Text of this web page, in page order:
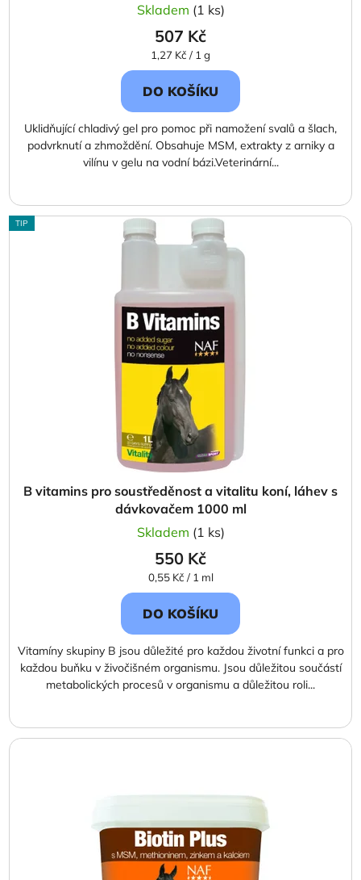
Skladem (1 ks)
507 Kč
Měrná
cena:
1,27 Kč / 1 g
DO KOŠÍKU
Uklidňující chladivý gel pro pomoc při namožení svalů a šlach,
podvrknutí a zhmoždění. Obsahuje MSM, extrakty z arniky a
vilínu v gelu na vodní bázi.Veterinární...
TIP
B vitamins pro soustředěnost a vitalitu koní, láhev s
dávkovačem 1000 ml
Skladem (1 ks)
550 Kč
Měrná
cena:
0,55 Kč / 1 ml
DO KOŠÍKU
Vitamíny skupiny B jsou důležité pro každou životní funkci a pro
každou buňku v živočišném organismu. Jsou důležitou součástí
metabolických procesů v organismu a důležitou roli...